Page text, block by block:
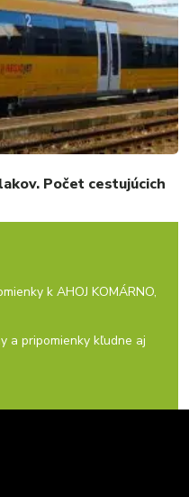
Počet cestujúcich
k AHOJ KOMÁRNO,
a pripomienky kľudne aj